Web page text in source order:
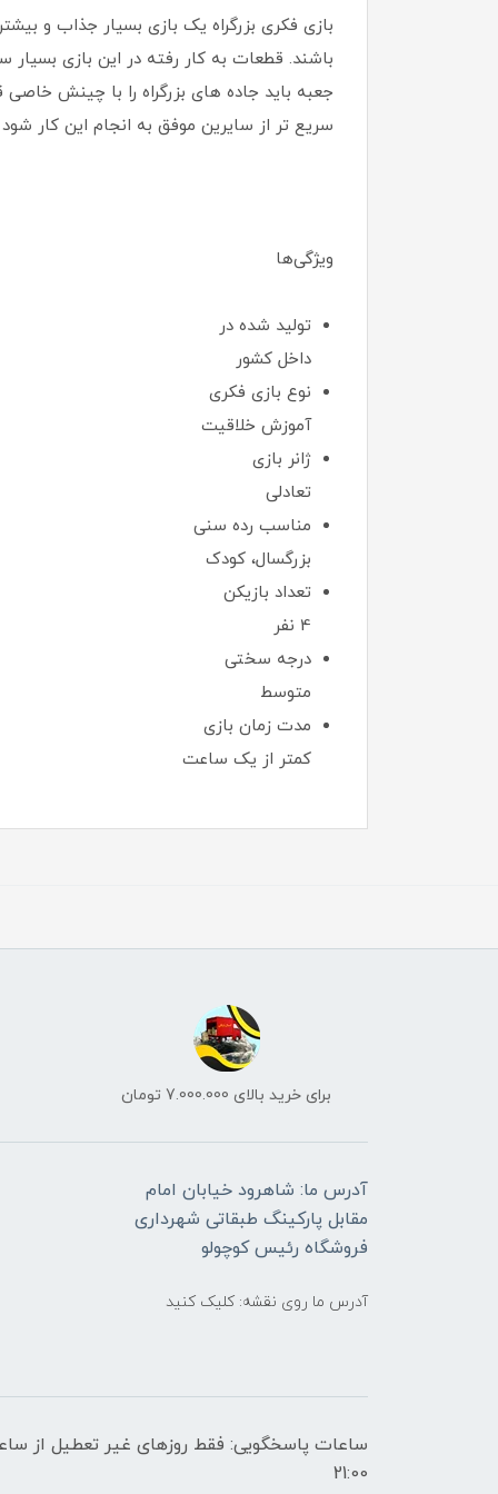
بازی فکری بزرگراه یک بازی بسیار جذاب و
باشند. قطعات به کار رفته در این بازی
جعبه باید جاده های بزرگراه را با چینش
سریع تر از سایرین موفق به انجام این کار
ویژگی‌ها
تولید شده در
داخل کشور
نوع بازی فکری
آموزش خلاقیت
ژانر بازی
تعادلی
مناسب رده سنی
بزرگسال، کودک
تعداد بازیکن
4 نفر
درجه سختی
متوسط
مدت زمان بازی
کمتر از یک ساعت
برای خرید بالای 7.000.000 تومان
آدرس ما: شاهرود خیابان امام
مقابل پارکینگ طبقاتی شهرداری
فروشگاه رئیس کوچولو
آدرس ما روی نقشه: کلیک کنید
21:00